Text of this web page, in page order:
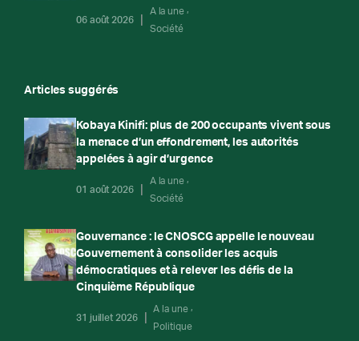
06 août 2026
A la une
Société
Articles suggérés
Kobaya Kinifi: plus de 200 occupants vivent sous
la menace d’un effondrement, les autorités
appelées à agir d’urgence
01 août 2026
A la une
Société
Gouvernance : le CNOSCG appelle le nouveau
Gouvernement à consolider les acquis
démocratiques et à relever les défis de la
Cinquième République
31 juillet 2026
A la une
Politique